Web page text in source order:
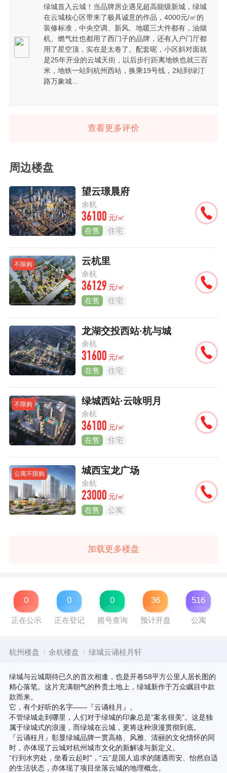
绿城首入云城！当品牌房企遇见超高能级新城，绿城
在云城核心区带来了极具诚意的作品，4000元/㎡的
装修标准，中央空调、新风、地暖三大件都有，油烟
机、燃气灶也都用了西门子的品牌，还有入户门厅都
用了星空顶，实在是太卷了。配套呢，小区斜对面就
是25年开业的云城天街，以后步行距离地铁也就三百
米，地铁一站到杭州西站，换乘19号线，2站到绿汀
路万象城...
查看更多评价
周边楼盘
望云璟晨府
余杭
36100 元/㎡
在售 住宅
不限购 云杭里
余杭
36129 元/㎡
在售 住宅
龙湖交投西站·杭与城
余杭
31600 元/㎡
在售 住宅
不限购 绿城西站·云咏明月
余杭
36100 元/㎡
在售 住宅
公寓不限购 城西宝龙广场
余杭
23000 元/㎡
在售 公寓
加载更多楼盘
0
正在公示
0
正在登记
0
摇号查询
36
预计开盘
516
公寓
杭州楼盘 余杭楼盘 绿城云诵桂月轩
绿城与云城期待已久的首次相逢，也是开卷58平方公里人居长图的
精心落笔。这片充满朝气的矜贵土地上，绿城新作于万众瞩目中款
款而来。
它，有个好听的名字——『云诵桂月』。
不管绿城走到哪里，人们对于绿城的印象总是“案名很美”。这是独
属于绿城式的浪漫，而绿城在云城，更将这种浪漫贯彻到底。
『云诵桂月』彰显绿城品牌一贯高格、风雅、清丽的文化情怀的同
时，亦体现了云城对杭州城市文化的新解读与新定义。
“行到水穷处，坐看云起时”，“云”是国人追求的随遇而安、怡然自适
的生活状态，亦体现了项目坐落云城的地理概念。